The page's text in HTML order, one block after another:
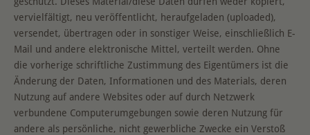
vervielfältigt, neu veröffentlicht, heraufgeladen (uploaded),
versendet, übertragen oder in sonstiger Weise, einschließlich E-
Mail und andere elektronische Mittel, verteilt werden. Ohne
die vorherige schriftliche Zustimmung des Eigentümers ist die
Änderung der Daten, Informationen und des Materials, deren
Nutzung auf andere Websites oder auf durch Netzwerk
verbundene Computerumgebungen sowie deren Nutzung für
andere als persönliche, nicht gewerbliche Zwecke ein Verstoß